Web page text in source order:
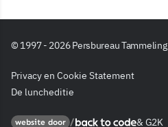
© 1997 - 2026 Persbureau Tammeling
Privacy en Cookie Statement
De luncheditie
website doorBack to code & G2K